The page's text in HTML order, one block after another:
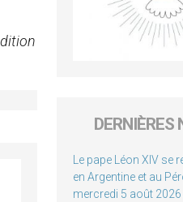
DERNIÈRES
Le pape Léon XIV se
en Argentine et au
mercredi 5 août 2026